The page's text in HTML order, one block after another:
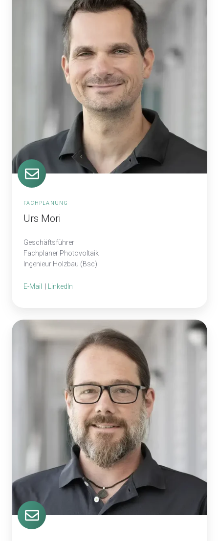
FACHPLANUNG
Urs Mori
Geschäftsführer
Fachplaner Photovoltaik
Ingenieur Holzbau (Bsc)
E-Mail LinkedIn
Oliver
Portner